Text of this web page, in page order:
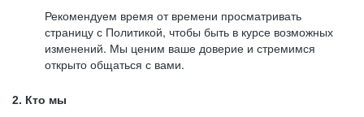
Рекомендуем время от времени просматривать
страницу с Политикой, чтобы быть в курсе возможных
изменений. Мы ценим ваше доверие и стремимся
открыто общаться с вами.
2. Кто мы